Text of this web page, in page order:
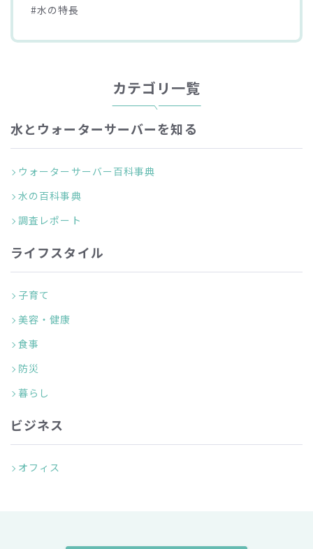
#水の特長
カテゴリ一覧
水とウォーターサーバーを知る
ウォーターサーバー百科事典
水の百科事典
調査レポート
ライフスタイル
子育て
美容・健康
食事
防災
暮らし
ビジネス
オフィス